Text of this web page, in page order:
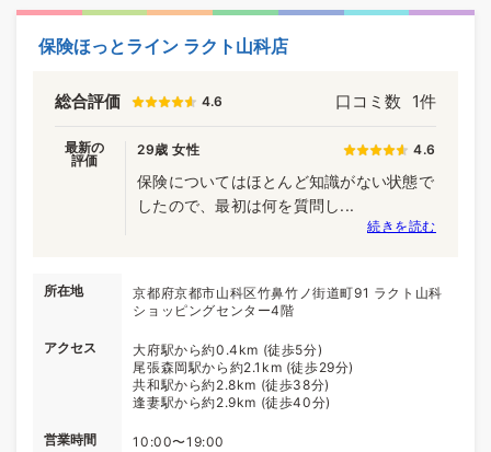
保険ほっとライン ラクト山科店
総合評価 4.6 口コミ数 1件
最新の
評価
29歳 女性 4.6
保険についてはほとんど知識がない状態で
したので、最初は何を質問し...
続きを読む
所在地
京都府京都市山科区竹鼻竹ノ街道町91 ラクト山科
ショッピングセンター4階
アクセス
大府駅から約0.4km (徒歩5分)
尾張森岡駅から約2.1km (徒歩29分)
共和駅から約2.8km (徒歩38分)
逢妻駅から約2.9km (徒歩40分)
営業時間 10:00〜19:00